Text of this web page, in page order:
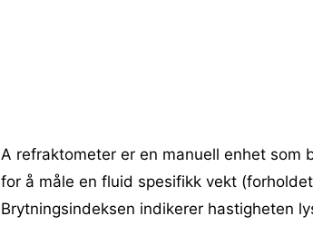
A refraktometer er en manuell enhet som
for å måle en fluid spesifikk vekt
Brytningsindeksen indikerer hastigheten